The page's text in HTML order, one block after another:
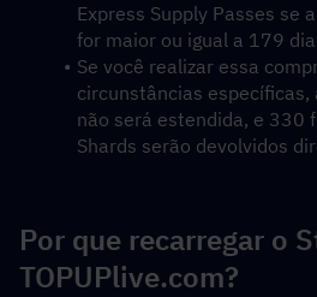
Express Supply Passes se
for maior ou igual a 179
Se você realizar essa
circunstâncias específicas,
não será estendida, e 330
Shards serão devolvidos
Por que recarregar o
TOPUPlive.com?